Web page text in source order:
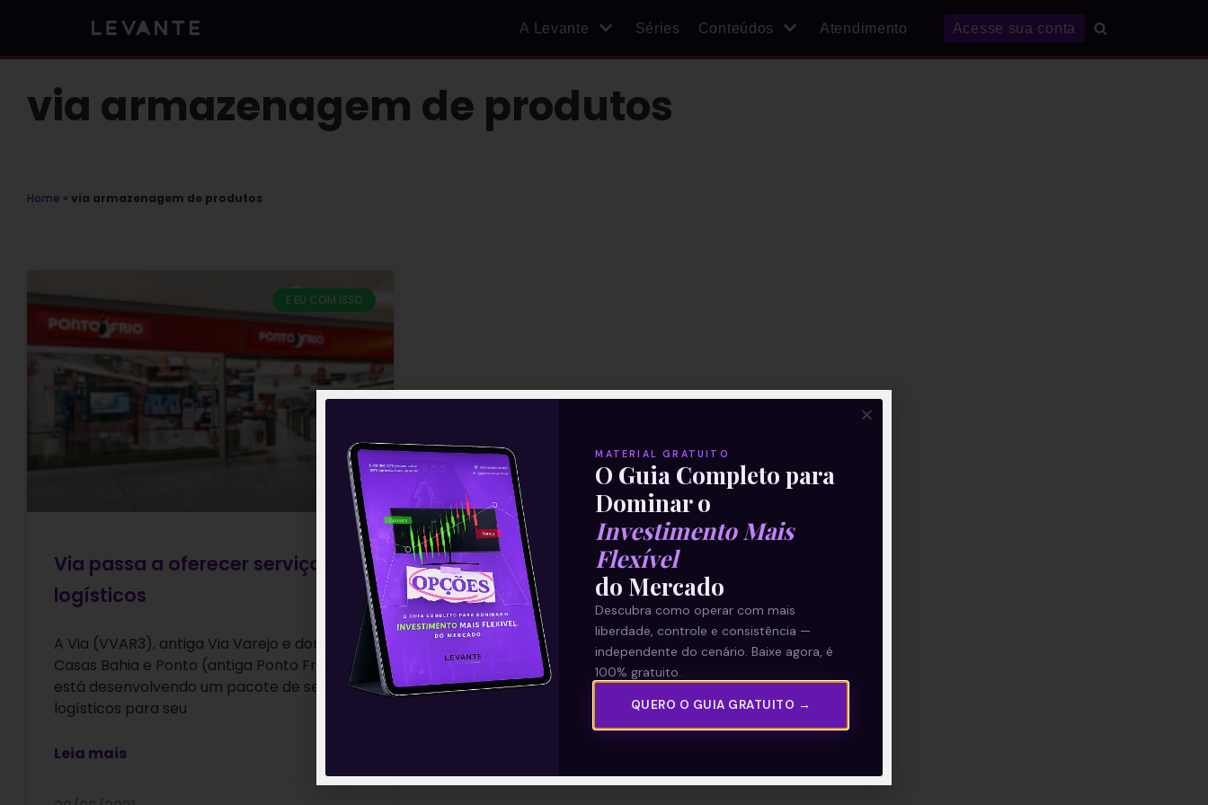
A Levante Séries Conteúdos Atendimento Acesse sua conta
via armazenagem de produtos
Home » via armazenagem de produtos
E EU COM ISSO
Via passa a oferecer serviços
logísticos
A Via (VVAR3), antiga Via Varejo e dona das
Casas Bahia e Ponto (antiga Ponto Frio),
está desenvolvendo um pacote de serviços
logísticos para seu
Leia mais
MATERIAL GRATUITO
O Guia Completo para
Dominar o
Investimento Mais
Flexível
do Mercado
Descubra como operar com mais
liberdade, controle e consistência —
independente do cenário. Baixe agora, é
100% gratuito.
QUERO O GUIA GRATUITO →